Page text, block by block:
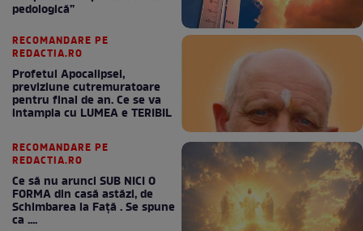
pedologică”
RECOMANDARE PE
REDACTIA.RO
Profetul Apocalipsei,
previziune cutremuratoare
pentru final de an. Ce se va
intampla cu LUMEA e TERIBIL
RECOMANDARE PE
REDACTIA.RO
Ce să nu arunci SUB NICI O
FORMA din casă astăzi, de
Schimbarea la Față . Se spune
ca ....